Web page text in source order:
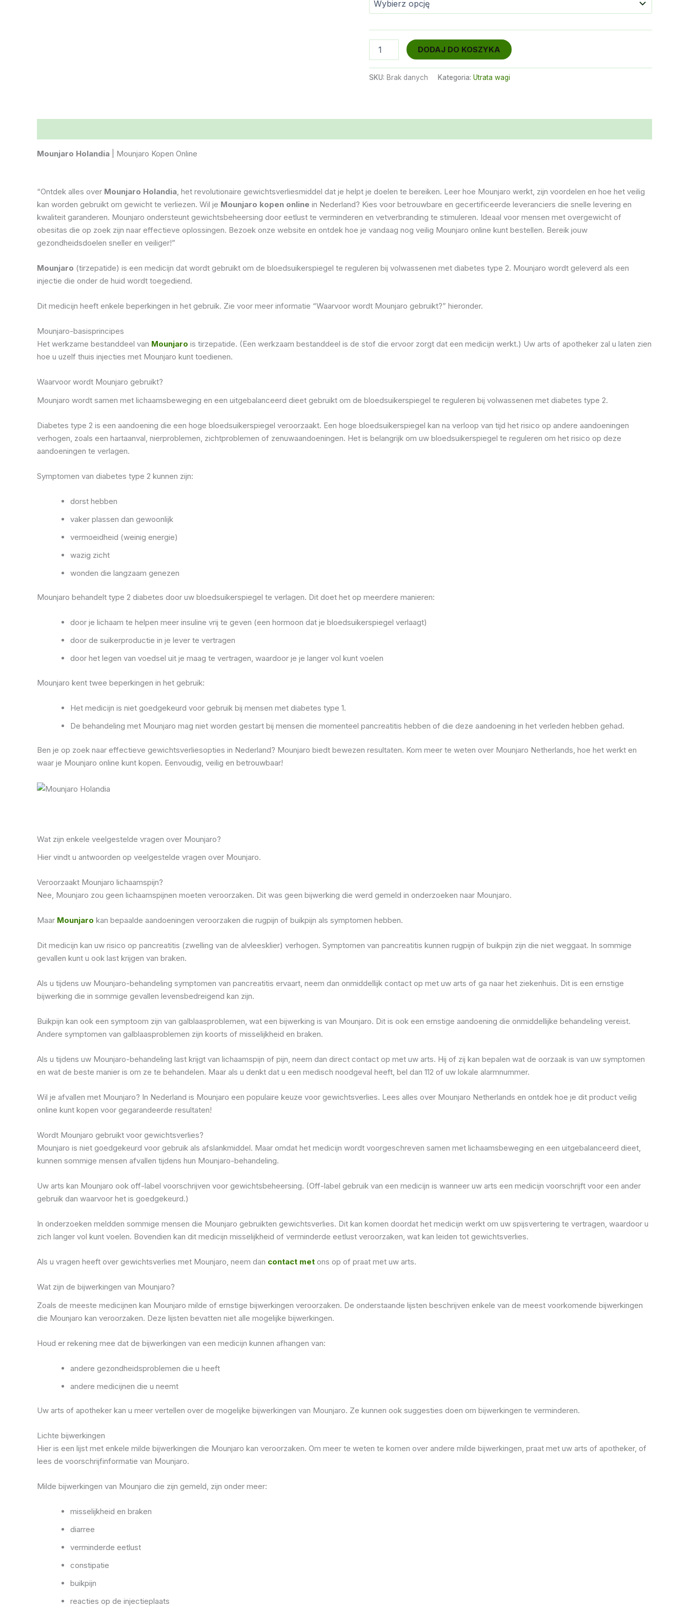
€560.00
Mounjaro
DODAJ DO KOSZYKA
SKU: Brak danych Kategoria: Utrata wagi
Mounjaro Holandia | Mounjaro Kopen Online
“Ontdek alles over Mounjaro Holandia, het revolutionaire gewichtsverliesmiddel dat je helpt je doelen te bereiken. Leer hoe Mounjaro werkt, zijn voordelen en hoe het veilig
kan worden gebruikt om gewicht te verliezen. Wil je Mounjaro kopen online in Nederland? Kies voor betrouwbare en gecertificeerde leveranciers die snelle levering en
kwaliteit garanderen. Mounjaro ondersteunt gewichtsbeheersing door eetlust te verminderen en vetverbranding te stimuleren. Ideaal voor mensen met overgewicht of
obesitas die op zoek zijn naar effectieve oplossingen. Bezoek onze website en ontdek hoe je vandaag nog veilig Mounjaro online kunt bestellen. Bereik jouw
gezondheidsdoelen sneller en veiliger!”
Mounjaro (tirzepatide) is een medicijn dat wordt gebruikt om de bloedsuikerspiegel te reguleren bij volwassenen met diabetes type 2. Mounjaro wordt geleverd als een
injectie die onder de huid wordt toegediend.
Dit medicijn heeft enkele beperkingen in het gebruik. Zie voor meer informatie “Waarvoor wordt Mounjaro gebruikt?” hieronder.
Mounjaro-basisprincipes
Het werkzame bestanddeel van Mounjaro is tirzepatide. (Een werkzaam bestanddeel is de stof die ervoor zorgt dat een medicijn werkt.) Uw arts of apotheker zal u laten zien
hoe u uzelf thuis injecties met Mounjaro kunt toedienen.
Waarvoor wordt Mounjaro gebruikt?
Mounjaro wordt samen met lichaamsbeweging en een uitgebalanceerd dieet gebruikt om de bloedsuikerspiegel te reguleren bij volwassenen met diabetes type 2.
Diabetes type 2 is een aandoening die een hoge bloedsuikerspiegel veroorzaakt. Een hoge bloedsuikerspiegel kan na verloop van tijd het risico op andere aandoeningen
verhogen, zoals een hartaanval, nierproblemen, zichtproblemen of zenuwaandoeningen. Het is belangrijk om uw bloedsuikerspiegel te reguleren om het risico op deze
aandoeningen te verlagen.
Symptomen van diabetes type 2 kunnen zijn:
dorst hebben
vaker plassen dan gewoonlijk
vermoeidheid (weinig energie)
wazig zicht
wonden die langzaam genezen
Mounjaro behandelt type 2 diabetes door uw bloedsuikerspiegel te verlagen. Dit doet het op meerdere manieren:
door je lichaam te helpen meer insuline vrij te geven (een hormoon dat je bloedsuikerspiegel verlaagt)
door de suikerproductie in je lever te vertragen
door het legen van voedsel uit je maag te vertragen, waardoor je je langer vol kunt voelen
Mounjaro kent twee beperkingen in het gebruik:
Het medicijn is niet goedgekeurd voor gebruik bij mensen met diabetes type 1.
De behandeling met Mounjaro mag niet worden gestart bij mensen die momenteel pancreatitis hebben of die deze aandoening in het verleden hebben gehad.
Ben je op zoek naar effectieve gewichtsverliesopties in Nederland? Mounjaro biedt bewezen resultaten. Kom meer te weten over Mounjaro Netherlands, hoe het werkt en
waar je Mounjaro online kunt kopen. Eenvoudig, veilig en betrouwbaar!
Wat zijn enkele veelgestelde vragen over Mounjaro?
Hier vindt u antwoorden op veelgestelde vragen over Mounjaro.
Veroorzaakt Mounjaro lichaamspijn?
Nee, Mounjaro zou geen lichaamspijnen moeten veroorzaken. Dit was geen bijwerking die werd gemeld in onderzoeken naar Mounjaro.
Maar Mounjaro kan bepaalde aandoeningen veroorzaken die rugpijn of buikpijn als symptomen hebben.
Dit medicijn kan uw risico op pancreatitis (zwelling van de alvleesklier) verhogen. Symptomen van pancreatitis kunnen rugpijn of buikpijn zijn die niet weggaat. In sommige
gevallen kunt u ook last krijgen van braken.
Als u tijdens uw Mounjaro-behandeling symptomen van pancreatitis ervaart, neem dan onmiddellijk contact op met uw arts of ga naar het ziekenhuis. Dit is een ernstige
bijwerking die in sommige gevallen levensbedreigend kan zijn.
Buikpijn kan ook een symptoom zijn van galblaasproblemen, wat een bijwerking is van Mounjaro. Dit is ook een ernstige aandoening die onmiddellijke behandeling vereist.
Andere symptomen van galblaasproblemen zijn koorts of misselijkheid en braken.
Als u tijdens uw Mounjaro-behandeling last krijgt van lichaamspijn of pijn, neem dan direct contact op met uw arts. Hij of zij kan bepalen wat de oorzaak is van uw symptomen
en wat de beste manier is om ze te behandelen. Maar als u denkt dat u een medisch noodgeval heeft, bel dan 112 of uw lokale alarmnummer.
Wil je afvallen met Mounjaro? In Nederland is Mounjaro een populaire keuze voor gewichtsverlies. Lees alles over Mounjaro Netherlands en ontdek hoe je dit product veilig
online kunt kopen voor gegarandeerde resultaten!
Wordt Mounjaro gebruikt voor gewichtsverlies?
Mounjaro is niet goedgekeurd voor gebruik als afslankmiddel. Maar omdat het medicijn wordt voorgeschreven samen met lichaamsbeweging en een uitgebalanceerd dieet,
kunnen sommige mensen afvallen tijdens hun Mounjaro-behandeling.
Uw arts kan Mounjaro ook off-label voorschrijven voor gewichtsbeheersing. (Off-label gebruik van een medicijn is wanneer uw arts een medicijn voorschrijft voor een ander
gebruik dan waarvoor het is goedgekeurd.)
In onderzoeken meldden sommige mensen die Mounjaro gebruikten gewichtsverlies. Dit kan komen doordat het medicijn werkt om uw spijsvertering te vertragen, waardoor u
zich langer vol kunt voelen. Bovendien kan dit medicijn misselijkheid of verminderde eetlust veroorzaken, wat kan leiden tot gewichtsverlies.
Als u vragen heeft over gewichtsverlies met Mounjaro, neem dan contact met ons op of praat met uw arts.
Wat zijn de bijwerkingen van Mounjaro?
Zoals de meeste medicijnen kan Mounjaro milde of ernstige bijwerkingen veroorzaken. De onderstaande lijsten beschrijven enkele van de meest voorkomende bijwerkingen
die Mounjaro kan veroorzaken. Deze lijsten bevatten niet alle mogelijke bijwerkingen.
Houd er rekening mee dat de bijwerkingen van een medicijn kunnen afhangen van:
andere gezondheidsproblemen die u heeft
andere medicijnen die u neemt
Uw arts of apotheker kan u meer vertellen over de mogelijke bijwerkingen van Mounjaro. Ze kunnen ook suggesties doen om bijwerkingen te verminderen.
Lichte bijwerkingen
Hier is een lijst met enkele milde bijwerkingen die Mounjaro kan veroorzaken. Om meer te weten te komen over andere milde bijwerkingen, praat met uw arts of apotheker, of
lees de voorschrijfinformatie van Mounjaro.
Milde bijwerkingen van Mounjaro die zijn gemeld, zijn onder meer:
misselijkheid en braken
diarree
verminderde eetlust
constipatie
buikpijn
reacties op de injectieplaats